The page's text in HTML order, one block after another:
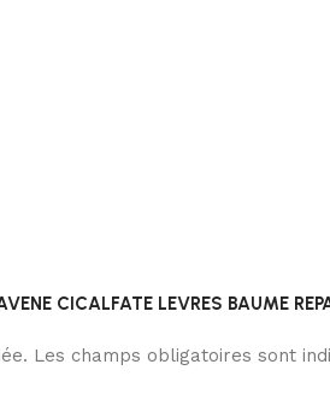
CICALFATE LEVRES BAUME
Les champs obligatoires sont